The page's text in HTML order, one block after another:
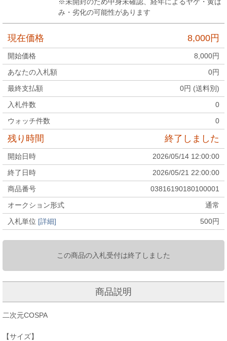
み・劣化の可能性があります
現在価格 8,000円
開始価格 8,000円
あなたの入札額
0円
最終支払額
0円 (送料別)
入札件数
0
ウォッチ件数
0
残り時間 終了しました
開始日時
2026/05/14 12:00:00
終了日時
2026/05/21 22:00:00
商品番号
03816190180100001
オークション形式
通常
入札単位 [詳細] 500円
この商品の入札受付は終了しました
商品説明
二次元COSPA
【サイズ】